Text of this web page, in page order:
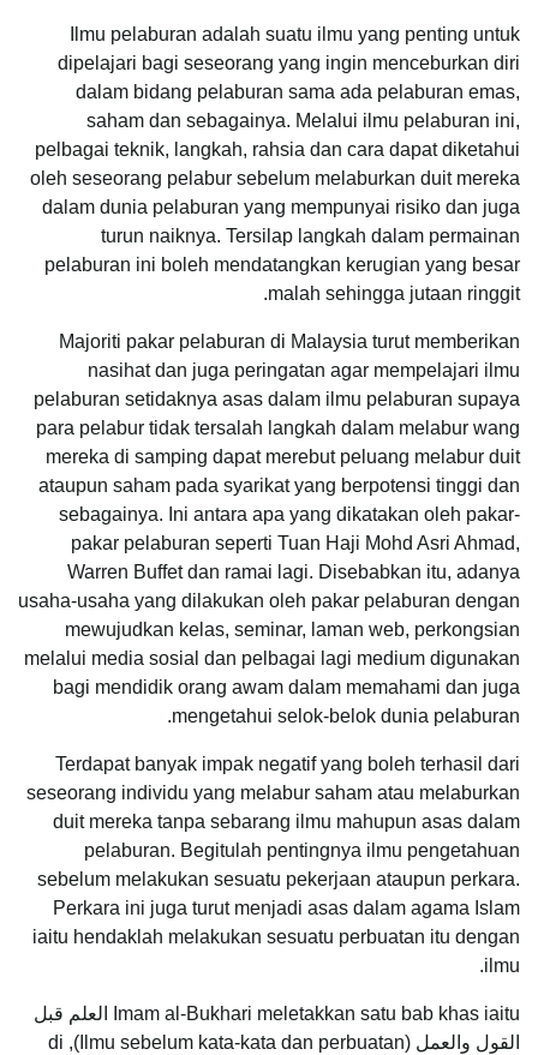
Ilmu pelaburan adalah suatu ilmu yang penting untuk
dipelajari bagi seseorang yang ingin menceburkan diri
dalam bidang pelaburan sama ada pelaburan emas,
saham dan sebagainya. Melalui ilmu pelaburan ini,
pelbagai teknik, langkah, rahsia dan cara dapat diketahui
oleh seseorang pelabur sebelum melaburkan duit mereka
dalam dunia pelaburan yang mempunyai risiko dan juga
turun naiknya. Tersilap langkah dalam permainan
pelaburan ini boleh mendatangkan kerugian yang besar
malah sehingga jutaan ringgit.
Majoriti pakar pelaburan di Malaysia turut memberikan
nasihat dan juga peringatan agar mempelajari ilmu
pelaburan setidaknya asas dalam ilmu pelaburan supaya
para pelabur tidak tersalah langkah dalam melabur wang
mereka di samping dapat merebut peluang melabur duit
ataupun saham pada syarikat yang berpotensi tinggi dan
sebagainya. Ini antara apa yang dikatakan oleh pakar-
pakar pelaburan seperti Tuan Haji Mohd Asri Ahmad,
Warren Buffet dan ramai lagi. Disebabkan itu, adanya
usaha-usaha yang dilakukan oleh pakar pelaburan dengan
mewujudkan kelas, seminar, laman web, perkongsian
melalui media sosial dan pelbagai lagi medium digunakan
bagi mendidik orang awam dalam memahami dan juga
mengetahui selok-belok dunia pelaburan.
Terdapat banyak impak negatif yang boleh terhasil dari
seseorang individu yang melabur saham atau melaburkan
duit mereka tanpa sebarang ilmu mahupun asas dalam
pelaburan. Begitulah pentingnya ilmu pengetahuan
sebelum melakukan sesuatu pekerjaan ataupun perkara.
Perkara ini juga turut menjadi asas dalam agama Islam
iaitu hendaklah melakukan sesuatu perbuatan itu dengan
ilmu.
Imam al-Bukhari meletakkan satu bab khas iaitu العلم قبل
القول والعمل (Ilmu sebelum kata-kata dan perbuatan), di